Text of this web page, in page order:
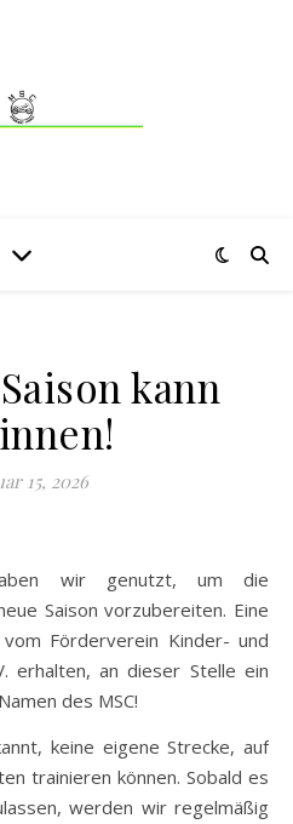
kann
15, 2026
wir genutzt, um die
Saison vorzubereiten. Eine
Förderverein Kinder- und
erhalten, an dieser Stelle ein
des MSC!
keine eigene Strecke, auf
trainieren können. Sobald es
werden wir regelmäßig